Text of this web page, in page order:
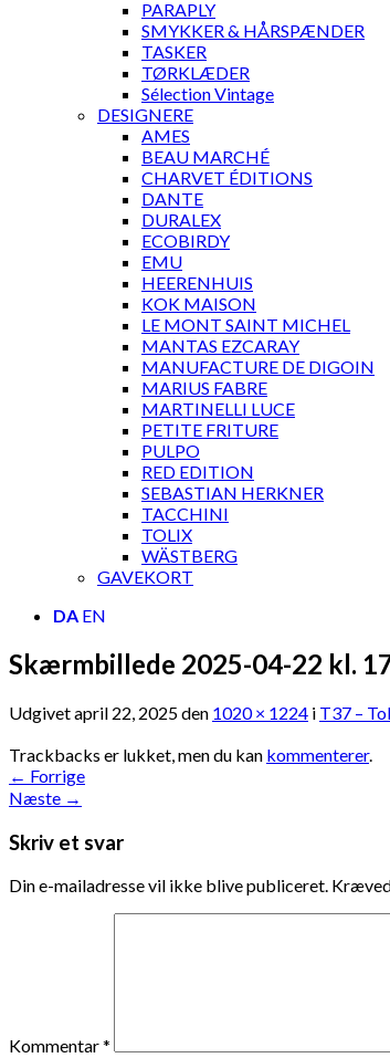
PARAPLY
SMYKKER & HÅRSPÆNDER
TASKER
TØRKLÆDER
Sélection Vintage
DESIGNERE
AMES
BEAU MARCHÉ
CHARVET ÉDITIONS
DANTE
DURALEX
ECOBIRDY
EMU
HEERENHUIS
KOK MAISON
LE MONT SAINT MICHEL
MANTAS EZCARAY
MANUFACTURE DE DIGOIN
MARIUS FABRE
MARTINELLI LUCE
PETITE FRITURE
PULPO
RED EDITION
SEBASTIAN HERKNER
TACCHINI
TOLIX
WÄSTBERG
GAVEKORT
DA EN
Skærmbillede 2025-04-22 kl.
Udgivetapril 22, 2025den 1020 × 1224 i T37 –
Trackbacks er lukket, men du kan kommenterer.
← Forrige
Næste →
Skriv et svar
Din e-mailadresse vil ikke blive publiceret.
Kommentar*